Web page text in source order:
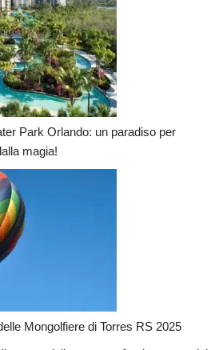
Park Orlando: un paradiso per
magia!
Mongolfiere di Torres RS 2025